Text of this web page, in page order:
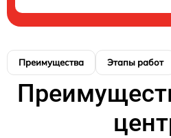
Преимущества Этапы работ